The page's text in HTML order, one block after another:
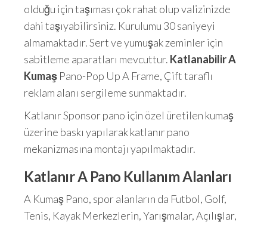
olduğu için taşıması çok rahat olup valizinizde
dahi taşıyabilirsiniz. Kurulumu 30 saniyeyi
almamaktadır. Sert ve yumuşak zeminler için
sabitleme aparatları mevcuttur. Katlanabilir A
Kumaş Pano-Pop Up A Frame, Çift taraflı
reklam alanı sergileme sunmaktadır.
Katlanır Sponsor pano için özel üretilen kumaş
üzerine baskı yapılarak katlanır pano
mekanizmasına montajı yapılmaktadır.
Katlanır A Pano Kullanım Alanları
A Kumaş Pano, spor alanların da Futbol, Golf,
Tenis, Kayak Merkezlerin, Yarışmalar, Açılışlar,